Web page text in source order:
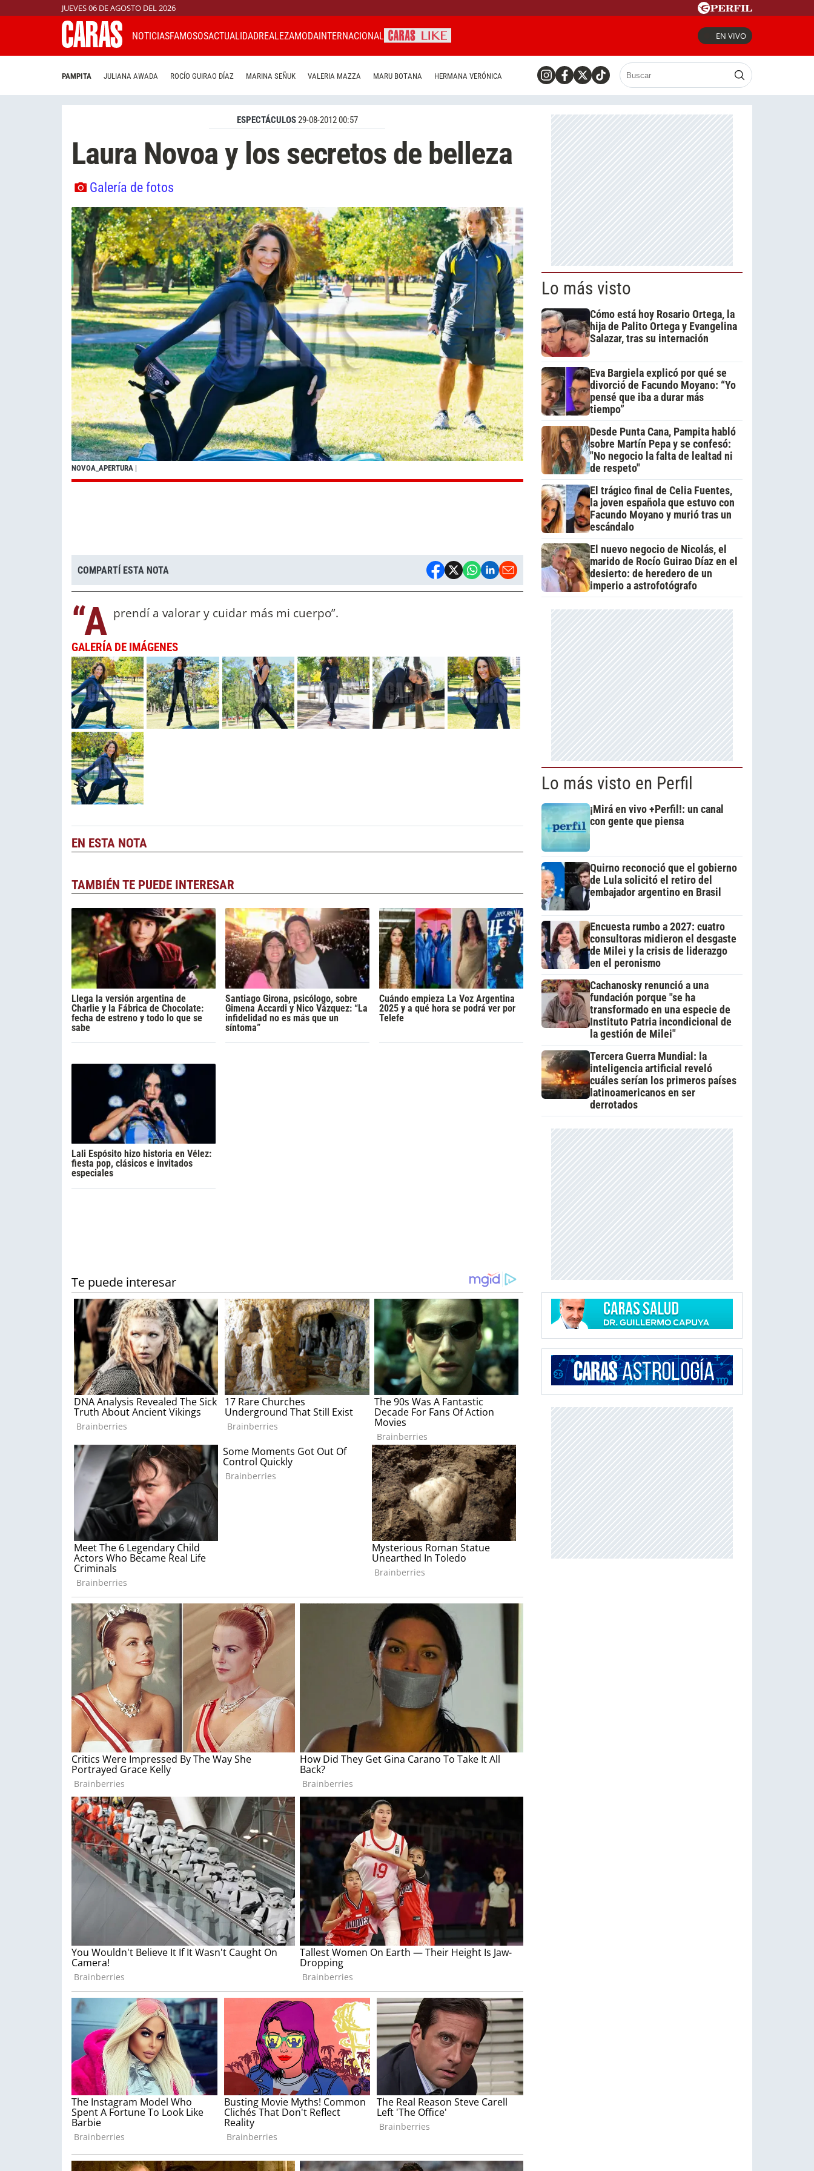
JUEVES 06 DE AGOSTO DEL 2026
NOTICIASFAMOSOSACTUALIDADREALEZAMODAINTERNACIONAL EN VIVO
PAMPITA JULIANA AWADA ROCÍO GUIRAO DÍAZ MARINA SEÑUK VALERIA MAZZA MARU BOTANA HERMANA VERÓNICA
ESPECTÁCULOS29-08-2012 00:57
Laura Novoa y los secretos de belleza
Galería de fotos
NOVOA_APERTURA |
COMPARTÍ ESTA NOTA
“A prendí a valorar y cuidar más mi cuerpo”.
GALERÍA DE IMÁGENES
EN ESTA NOTA
TAMBIÉN TE PUEDE INTERESAR
Llega la versión argentina de
Charlie y la Fábrica de Chocolate:
fecha de estreno y todo lo que se
sabe
Santiago Girona, psicólogo, sobre
Gimena Accardi y Nico Vázquez: “La
infidelidad no es más que un
síntoma”
Cuándo empieza La Voz Argentina
2025 y a qué hora se podrá ver por
Telefe
Lali Espósito hizo historia en Vélez:
fiesta pop, clásicos e invitados
especiales
Lo más visto
Cómo está hoy Rosario Ortega, la
hija de Palito Ortega y Evangelina
Salazar, tras su internación
Eva Bargiela explicó por qué se
divorció de Facundo Moyano: “Yo
pensé que iba a durar más
tiempo”
Desde Punta Cana, Pampita habló
sobre Martín Pepa y se confesó:
"No negocio la falta de lealtad ni
de respeto"
El trágico final de Celia Fuentes,
la joven española que estuvo con
Facundo Moyano y murió tras un
escándalo
El nuevo negocio de Nicolás, el
marido de Rocío Guirao Díaz en el
desierto: de heredero de un
imperio a astrofotógrafo
Lo más visto en Perfil
¡Mirá en vivo +Perfil!: un canal
con gente que piensa
Quirno reconoció que el gobierno
de Lula solicitó el retiro del
embajador argentino en Brasil
Encuesta rumbo a 2027: cuatro
consultoras midieron el desgaste
de Milei y la crisis de liderazgo
en el peronismo
Cachanosky renunció a una
fundación porque "se ha
transformado en una especie de
Instituto Patria incondicional de
la gestión de Milei"
Tercera Guerra Mundial: la
inteligencia artificial reveló
cuáles serían los primeros países
latinoamericanos en ser
derrotados